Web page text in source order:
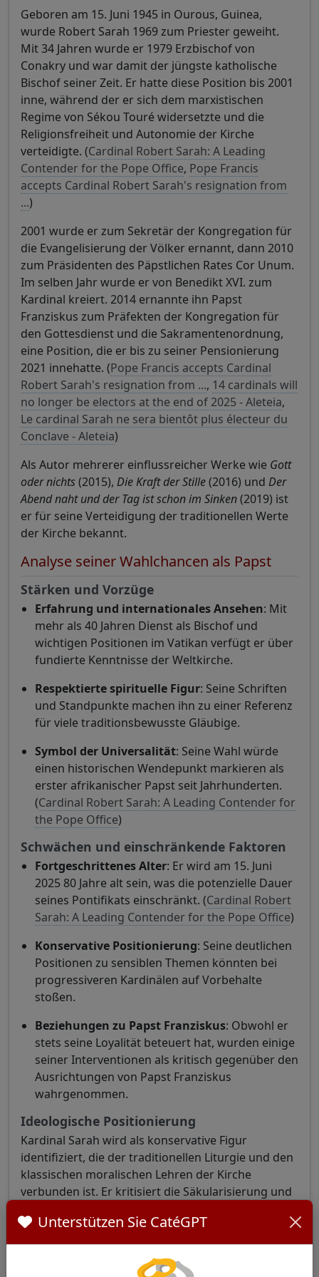
Geboren am 15. Juni 1945 in Ourous, Guinea,
wurde Robert Sarah 1969 zum Priester geweiht.
Mit 34 Jahren wurde er 1979 Erzbischof von
Conakry und war damit der jüngste katholische
Bischof seiner Zeit. Er hatte diese Position bis 2001
inne, während der er sich dem marxistischen
Regime von Sékou Touré widersetzte und die
Religionsfreiheit und Autonomie der Kirche
verteidigte. (Cardinal Robert Sarah: A Leading
Contender for the Pope Office, Pope Francis
accepts Cardinal Robert Sarah's resignation from
...)
2001 wurde er zum Sekretär der Kongregation für
die Evangelisierung der Völker ernannt, dann 2010
zum Präsidenten des Päpstlichen Rates Cor Unum.
Im selben Jahr wurde er von Benedikt XVI. zum
Kardinal kreiert. 2014 ernannte ihn Papst
Franziskus zum Präfekten der Kongregation für
den Gottesdienst und die Sakramentenordnung,
eine Position, die er bis zu seiner Pensionierung
2021 innehatte. (Pope Francis accepts Cardinal
Robert Sarah's resignation from ..., 14 cardinals will
no longer be electors at the end of 2025 - Aleteia,
Le cardinal Sarah ne sera bientôt plus électeur du
Conclave - Aleteia)
Als Autor mehrerer einflussreicher Werke wie Gott
oder nichts(2015), Die Kraft der Stille(2016) und Der
Abend naht und der Tag ist schon im Sinken(2019) ist
er für seine Verteidigung der traditionellen Werte
der Kirche bekannt.
Analyse seiner Wahlchancen als Papst
Stärken und Vorzüge
Erfahrung und internationales Ansehen: Mit
mehr als 40 Jahren Dienst als Bischof und
wichtigen Positionen im Vatikan verfügt er über
fundierte Kenntnisse der Weltkirche.
Respektierte spirituelle Figur: Seine Schriften
und Standpunkte machen ihn zu einer Referenz
für viele traditionsbewusste Gläubige.
Symbol der Universalität: Seine Wahl würde
einen historischen Wendepunkt markieren als
erster afrikanischer Papst seit Jahrhunderten.
(Cardinal Robert Sarah: A Leading Contender for
the Pope Office)
Schwächen und einschränkende Faktoren
Fortgeschrittenes Alter: Er wird am 15. Juni
2025 80 Jahre alt sein, was die potenzielle Dauer
seines Pontifikats einschränkt. (Cardinal Robert
Sarah: A Leading Contender for the Pope Office)
Konservative Positionierung: Seine deutlichen
Positionen zu sensiblen Themen könnten bei
progressiveren Kardinälen auf Vorbehalte
stoßen.
Beziehungen zu Papst Franziskus: Obwohl er
stets seine Loyalität beteuert hat, wurden einige
seiner Interventionen als kritisch gegenüber den
Ausrichtungen von Papst Franziskus
wahrgenommen.
Ideologische Positionierung
Kardinal Sarah wird als konservative Figur
identifiziert, die der traditionellen Liturgie und den
klassischen moralischen Lehren der Kirche
verbunden ist. Er kritisiert die Säkularisierung und
Stille und doktrinäre Treue zentriert ist.
Kardinalskollegiums
Unterstützen Sie CatéGPT